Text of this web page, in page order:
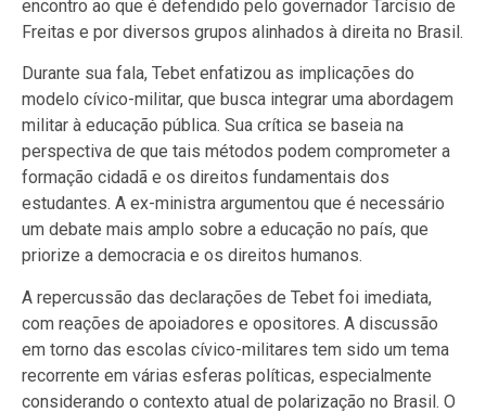
encontro ao que é defendido pelo governador Tarcísio de
Freitas e por diversos grupos alinhados à direita no Brasil.
Durante sua fala, Tebet enfatizou as implicações do
modelo cívico-militar, que busca integrar uma abordagem
militar à educação pública. Sua crítica se baseia na
perspectiva de que tais métodos podem comprometer a
formação cidadã e os direitos fundamentais dos
estudantes. A ex-ministra argumentou que é necessário
um debate mais amplo sobre a educação no país, que
priorize a democracia e os direitos humanos.
A repercussão das declarações de Tebet foi imediata,
com reações de apoiadores e opositores. A discussão
em torno das escolas cívico-militares tem sido um tema
recorrente em várias esferas políticas, especialmente
considerando o contexto atual de polarização no Brasil. O